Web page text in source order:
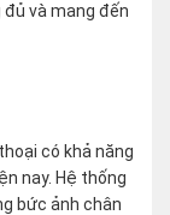
đủ và mang đến
có khả năng
nay. Hệ thống
bức ảnh chân